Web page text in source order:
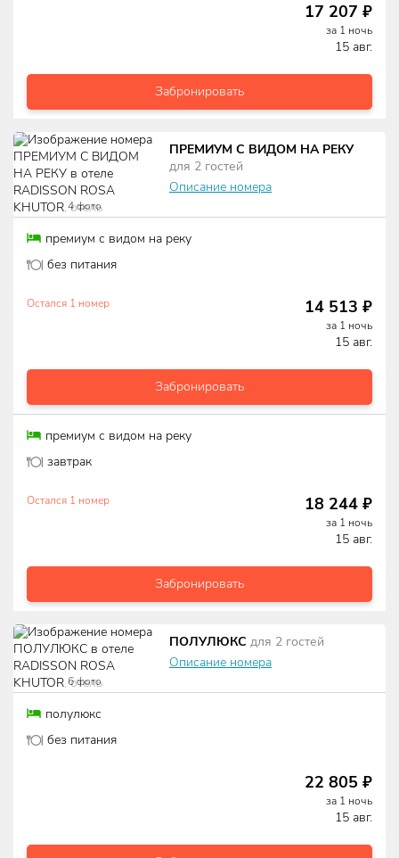
17 207 ₽
за 1 ночь
15 авг.
Забронировать
4фото
ПРЕМИУМ С ВИДОМ НА РЕКУ
для 2 гостей
Описание номера
премиум с видом на реку
без питания
Остался 1 номер 14 513 ₽
за 1 ночь
15 авг.
Забронировать
премиум с видом на реку
завтрак
Остался 1 номер 18 244 ₽
за 1 ночь
15 авг.
Забронировать
6фото
ПОЛУЛЮКС для 2 гостей
Описание номера
полулюкс
без питания
22 805 ₽
за 1 ночь
15 авг.